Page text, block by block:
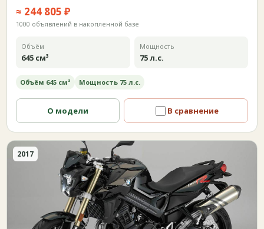
≈ 244 805 ₽
1000 объявлений в накопленной базе
Объём
645 см³
Мощность
75 л.с.
Объём 645 см³ Мощность 75 л.с.
О модели В сравнение
2017